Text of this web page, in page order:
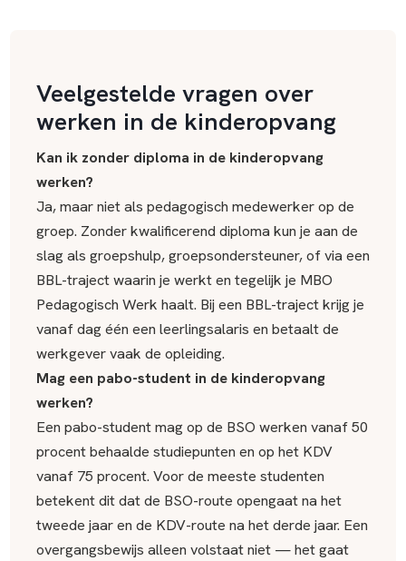
Veelgestelde vragen over
werken in de kinderopvang
Kan ik zonder diploma in de kinderopvang
werken?
Ja, maar niet als pedagogisch medewerker op de
groep. Zonder kwalificerend diploma kun je aan de
slag als groepshulp, groepsondersteuner, of via een
BBL-traject waarin je werkt en tegelijk je MBO
Pedagogisch Werk haalt. Bij een BBL-traject krijg je
vanaf dag één een leerlingsalaris en betaalt de
werkgever vaak de opleiding.
Mag een pabo-student in de kinderopvang
werken?
Een pabo-student mag op de BSO werken vanaf 50
procent behaalde studiepunten en op het KDV
vanaf 75 procent. Voor de meeste studenten
betekent dit dat de BSO-route opengaat na het
tweede jaar en de KDV-route na het derde jaar. Een
overgangsbewijs alleen volstaat niet — het gaat